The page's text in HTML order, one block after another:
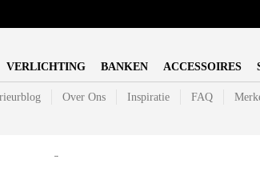
VERLICHTING BANKEN ACCESSOIRES
Over Ons Inspiratie FAQ